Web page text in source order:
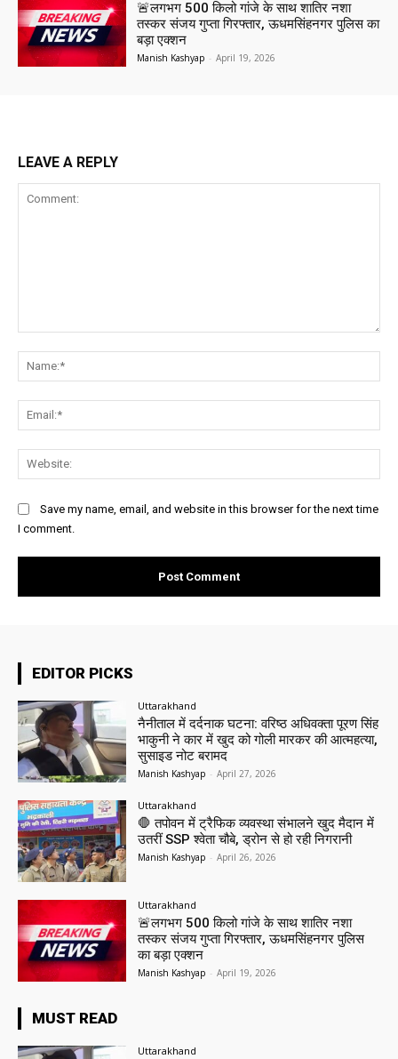
🚨लगभग 500 किलो गांजे के साथ शातिर नशा
तस्कर संजय गुप्ता गिरफ्तार, ऊधमसिंहनगर पुलिस का
बड़ा एक्शन
Manish Kashyap - April 19, 2026
LEAVE A REPLY
Save my name, email, and website in this browser for the next time
I comment.
EDITOR PICKS
Uttarakhand
नैनीताल में दर्दनाक घटना: वरिष्ठ अधिवक्ता पूरण सिंह
भाकुनी ने कार में खुद को गोली मारकर की आत्महत्या,
सुसाइड नोट बरामद
Manish Kashyap - April 27, 2026
Uttarakhand
🛑 तपोवन में ट्रैफिक व्यवस्था संभालने खुद मैदान में
उतरीं SSP श्वेता चौबे, ड्रोन से हो रही निगरानी
Manish Kashyap - April 26, 2026
Uttarakhand
🚨लगभग 500 किलो गांजे के साथ शातिर नशा
तस्कर संजय गुप्ता गिरफ्तार, ऊधमसिंहनगर पुलिस
का बड़ा एक्शन
Manish Kashyap - April 19, 2026
MUST READ
Uttarakhand